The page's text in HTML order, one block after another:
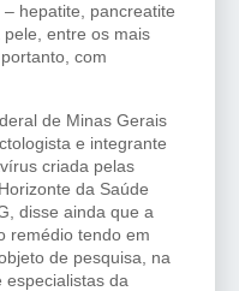
hepatite, pancreatite
entre os mais
com
de Minas Gerais
e integrante
criada pelas
da Saúde
disse ainda que a
remédio tendo em
de pesquisa, na
da